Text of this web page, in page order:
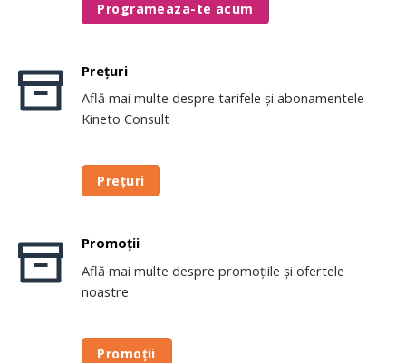
Programeaza-te acum
Prețuri
Află mai multe despre tarifele și abonamentele
Kineto Consult
Prețuri
Promoții
Află mai multe despre promoțiile și ofertele
noastre
Promoții